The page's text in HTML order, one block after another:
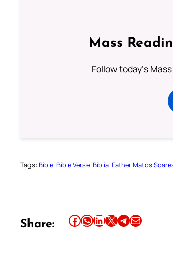
Mass
Follow today's
Tags: Bible Bible Verse Biblia Father Matos
Share: Share this article on Facebook Share this article on WhatsApp Share this article on LinkedIn Share this article on X Share this article on TelegramEmail this Article